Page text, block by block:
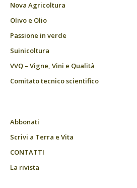
Nova Agricoltura
Olivo e Olio
Passione in verde
Suinicoltura
VVQ – Vigne, Vini e Qualità
Comitato tecnico scientifico
Abbonati
Scrivi a Terra e Vita
CONTATTI
La rivista